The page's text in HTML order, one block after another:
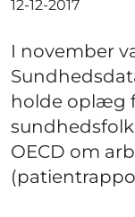
12-12-2017
I november
holde oplæg
OECD om